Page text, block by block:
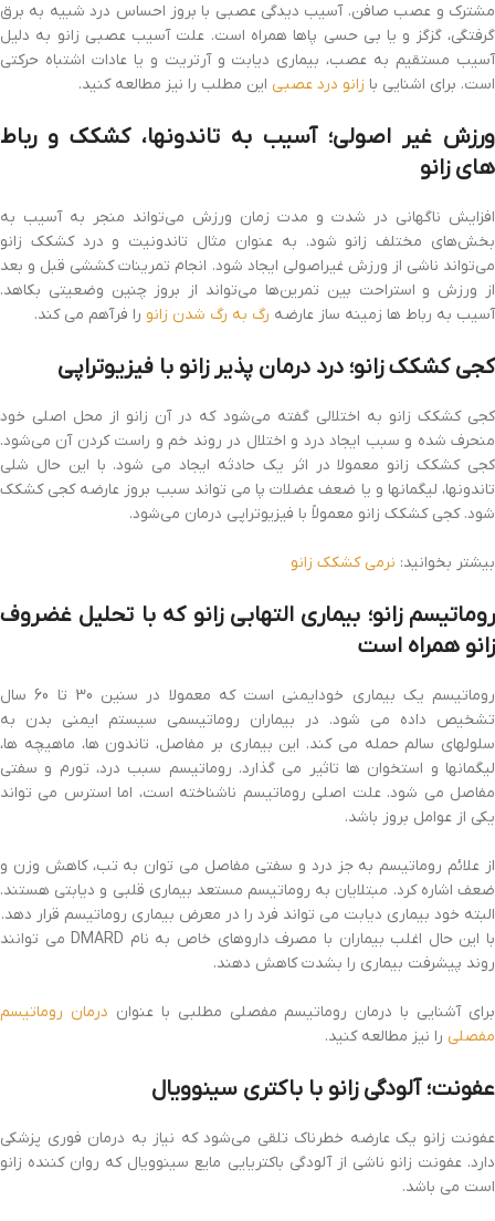
مشترک و عصب صافن. آسیب دیدگی عصبی با بروز احساس درد شبیه به برق
گرفتگی، گزگز و یا بی حسی پاها همراه است. علت آسیب عصبی زانو به دلیل
آسیب مستقیم به عصب، بیماری دیابت و آرتریت و یا عادات اشتباه حرکتی
است. برای اشنایی با زانو درد عصبی این مطلب را نیز مطالعه کنید.
ورزش غیر اصولی؛ آسیب به تاندونها، کشکک و رباط
های زانو
افزایش ناگهانی در شدت و مدت زمان ورزش می‌تواند منجر به آسیب به
بخش‌های مختلف زانو شود. به عنوان مثال تاندونیت و درد کشکک زانو
می‌تواند ناشی از ورزش غیراصولی ایجاد شود. انجام تمرینات کششی قبل و بعد
از ورزش و استراحت بین تمرین‌ها می‌تواند از بروز چنین وضعیتی بکاهد.
آسیب به رباط ها زمینه ساز عارضه رگ به رگ شدن زانو را فرآهم می کند.
کجی کشکک زانو؛ درد درمان پذیر زانو با فیزیوتراپی
کجی کشکک زانو به اختلالی گفته می‌شود که در آن زانو از محل اصلی خود
منحرف شده و سبب ایجاد درد و اختلال در روند خم و راست کردن آن می‌شود.
کجی کشکک زانو معمولا در اثر یک حادثه ایجاد می شود. با این حال شلی
تاندونها، لیگمانها و یا ضعف عضلات پا می تواند سبب بروز عارضه کجی کشکک
شود. کجی کشکک زانو معمولاً با فیزیوتراپی درمان می‌شود.
بیشتر بخوانید: نرمی کشکک زانو
روماتیسم زانو؛ بیماری التهابی زانو که با تحلیل غضروف
زانو همراه است
روماتیسم یک بیماری خودایمنی است که معمولا در سنین 30 تا 60 سال
تشخیص داده می شود. در بیماران روماتیسمی سیستم ایمنی بدن به
سلولهای سالم حمله می کند. این بیماری بر مفاصل، تاندون ها، ماهیچه ها،
لیگمانها و استخوان ها تاثیر می گذارد. روماتیسم سبب درد، تورم و سفتی
مفاصل می شود. علت اصلی روماتیسم ناشناخته است، اما استرس می تواند
یکی از عوامل بروز باشد.
از علائم روماتیسم به جز درد و سفتی مفاصل می توان به تب، کاهش وزن و
ضعف اشاره کرد. مبتلایان به روماتیسم مستعد بیماری قلبی و دیابتی هستند.
البته خود بیماری دیابت می تواند فرد را در معرض بیماری روماتیسم قرار دهد.
با این حال اغلب بیماران با مصرف داروهای خاص به نام DMARD می توانند
روند پیشرفت بیماری را بشدت کاهش دهند.
برای آشنایی با درمان روماتیسم مفصلی مطلبی با عنوان درمان روماتیسم
مفصلی را نیز مطالعه کنید.
عفونت؛ آلودگی زانو با باکتری سینوویال
عفونت زانو یک عارضه خطرناک تلقی می‌شود که نیاز به درمان فوری پزشکی
دارد. عفونت زانو ناشی از آلودگی باکتریایی مایع سینوویال که روان کننده زانو
است می باشد.